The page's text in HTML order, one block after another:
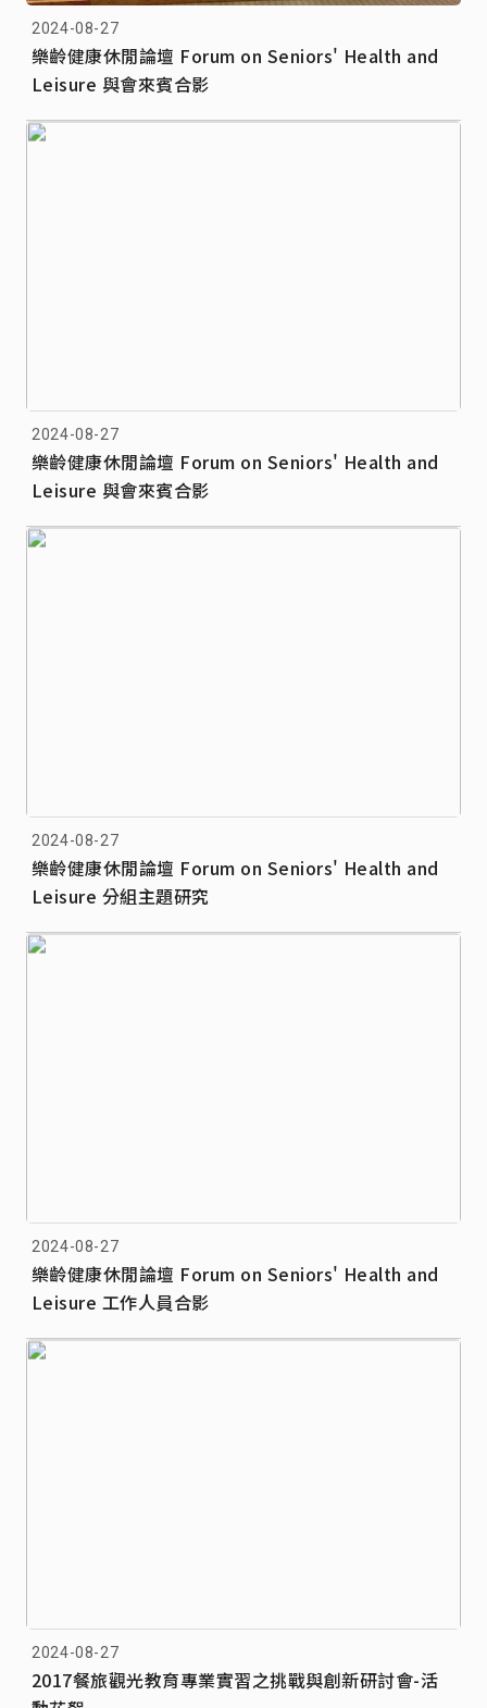
2024-08-27
樂齡健康休閒論壇 Forum on Seniors' Health and
Leisure 與會來賓合影
2024-08-27
樂齡健康休閒論壇 Forum on Seniors' Health and
Leisure 與會來賓合影
2024-08-27
樂齡健康休閒論壇 Forum on Seniors' Health and
Leisure 分組主題研究
2024-08-27
樂齡健康休閒論壇 Forum on Seniors' Health and
Leisure 工作人員合影
2024-08-27
2017餐旅觀光教育專業實習之挑戰與創新研討會-活